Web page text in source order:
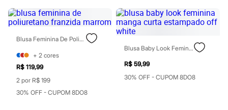
City
Clock House
Mindset
Sawary
Yessica
Moda esportiva
Acessórios
Blusas
Calçados
Leggings
Shorts e Bermudas
Blusa Feminina De Poliuretano Franzida Marrom
+ 2 cores
R$ 119,99
2 por R$ 199
30% OFF - CUPOM 8DO8
Blusa Baby Look Feminina Manga Curta Estampado Off White
R$ 59,99
30% OFF - CUPOM 8DO8